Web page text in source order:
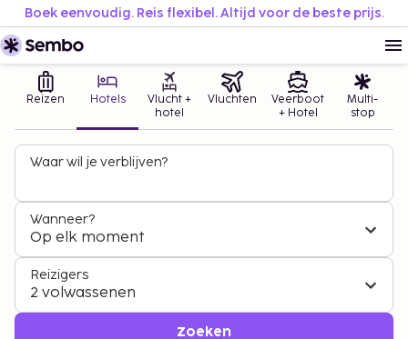
Boek eenvoudig. Reis flexibel. Altijd voor de beste prijs.
Reizen Hotels
Vlucht +
hotel
Vluchten
Veerboot
+ Hotel
Multi-
stop
Waar wil je verblijven?
Wanneer?
Op elk moment
Reizigers
2 volwassenen
Zoeken